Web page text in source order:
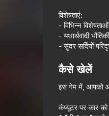
Simulator - Police
53
66
विशेषताएं:
- विभिन्न
- यथार्थवादी
- सुंदर सर्दियों
कैसे खेलें
इस गेम में, आपको
कंप्यूटर पर कार